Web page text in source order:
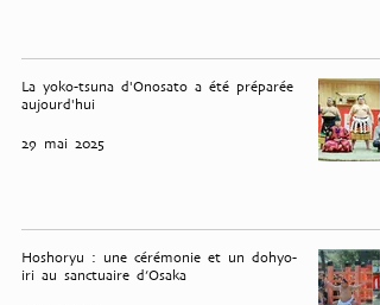
La yoko-tsuna d'Onosato a été préparée
aujourd'hui
29 mai 2025
Hoshoryu : une cérémonie et un dohyo-
iri au sanctuaire d’Osaka